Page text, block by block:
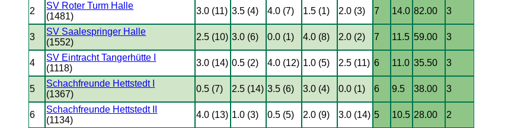
2
SV Roter Turm Halle
(1481)
3.0 (11) 3.5 (4) 4.0 (7) 1.5 (1) 2.0 (3) 7 14.0 82.00 3
3
SV Saalespringer Halle
(1552)
2.5 (10) 3.0 (6) 0.0 (1) 4.0 (8) 2.0 (2) 7 11.5 59.00 3
4
SV Eintracht Tangerhütte I
(1118)
3.0 (14) 0.5 (2) 4.0 (12) 1.0 (5) 2.5 (11) 6 11.0 35.50 3
5
Schachfreunde Hettstedt I
(1367)
0.5 (7) 2.5 (14) 3.5 (6) 3.0 (4) 0.0 (1) 6 9.5 38.00 3
6
Schachfreunde Hettstedt II
(1134)
4.0 (13) 1.0 (3) 0.5 (5) 2.0 (9) 3.0 (14) 5 10.5 28.00 2